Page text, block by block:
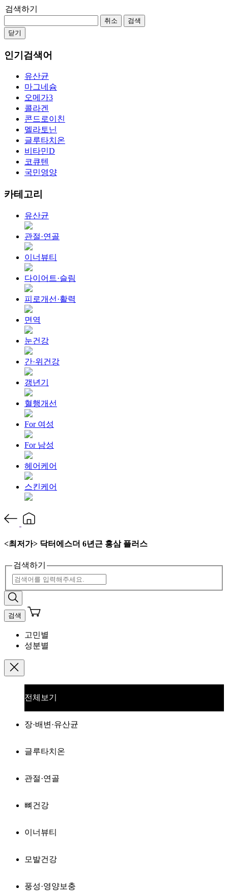
검색하기
취소
검색
닫기
인기검색어
유산균
마그네슘
오메가3
콜라겐
콘드로이친
멜라토닌
글루타치온
비타민D
코큐텐
국민영양
카테고리
유산균
관절·연골
이너뷰티
다이어트·슬림
피로개선·활력
면역
눈건강
간·위건강
갱년기
혈행개선
For 여성
For 남성
헤어케어
스킨케어
<최저가> 닥터에스더 6년근 홍삼 플러스
검색하기
검색
고민별
성분별
전체보기
장·배변·유산균
글루타치온
관절·연골
뼈건강
이너뷰티
모발건강
풍성·영양보충